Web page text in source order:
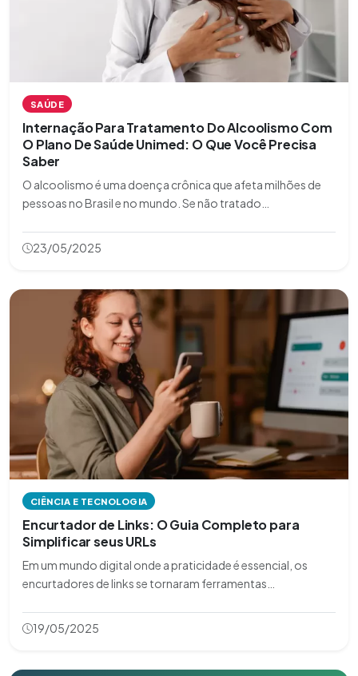
SAÚDE
Internação Para Tratamento Do Alcoolismo Com
O Plano De Saúde Unimed: O Que Você Precisa
Saber
O alcoolismo é uma doença crônica que afeta milhões de
pessoas no Brasil e no mundo. Se não tratado
psicológicas e sociais. Felizmente, o plano de saúde Unimed
oferece cobertura para internação e t
23/05/2025
CIÊNCIA E TECNOLOGIA
Encurtador de Links: O Guia Completo para
Simplificar seus URLs
Em um mundo digital onde a praticidade é essencial, os
encurtadores de links se tornaram ferramentas
a experiência do usuário. Neste artigo, exploraremos tudo o
que você precisa saber sobre essa te
19/05/2025